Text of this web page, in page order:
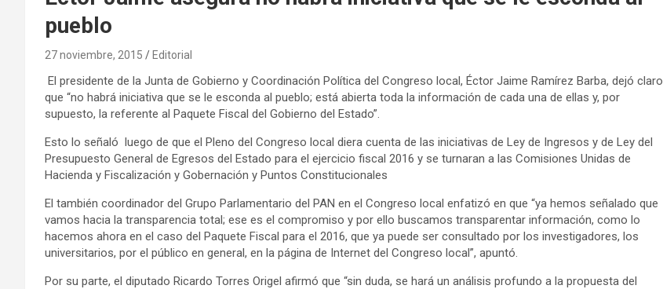
pueblo
27 noviembre, 2015 Editorial
El presidente de la Junta de Gobierno y Coordinación Política del Congreso local, Éctor Jaime Ramírez Barba, dejó claro
que “no habrá iniciativa que se le esconda al pueblo; está abierta toda la información de cada una de ellas y, por
supuesto, la referente al Paquete Fiscal del Gobierno del Estado”.
Esto lo señaló luego de que el Pleno del Congreso local diera cuenta de las iniciativas de Ley de Ingresos y de Ley del
Presupuesto General de Egresos del Estado para el ejercicio fiscal 2016 y se turnaran a las Comisiones Unidas de
Hacienda y Fiscalización y Gobernación y Puntos Constitucionales
El también coordinador del Grupo Parlamentario del PAN en el Congreso local enfatizó en que “ya hemos señalado que
vamos hacia la transparencia total; ese es el compromiso y por ello buscamos transparentar información, como lo
hacemos ahora en el caso del Paquete Fiscal para el 2016, que ya puede ser consultado por los investigadores, los
universitarios, por el público en general, en la página de Internet del Congreso local”, apuntó.
Por su parte, el diputado Ricardo Torres Origel afirmó que “sin duda, se hará un análisis profundo a la propuesta del